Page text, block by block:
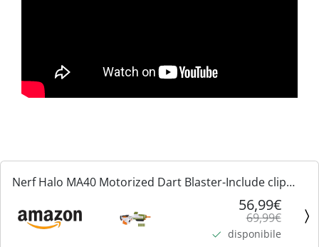
Nerf Halo MA40 Motorized Dart Blaster-Include clip
rimovibile, 10 freccette Elite ufficiali e riser per binario
attaccabile, 0
56,99€
69,99€
disponibile